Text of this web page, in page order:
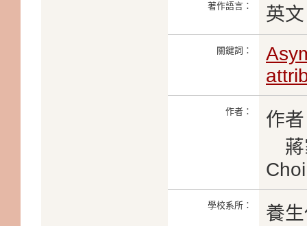
著作語言： 英文
關鍵詞：
作者：
作
蔣
Choi
學校系所： 養